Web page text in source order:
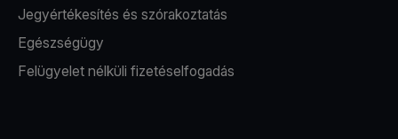
Jegyértékesítés és szórakoztatás
Egészségügy
Felügyelet nélküli fizetéselfogadás